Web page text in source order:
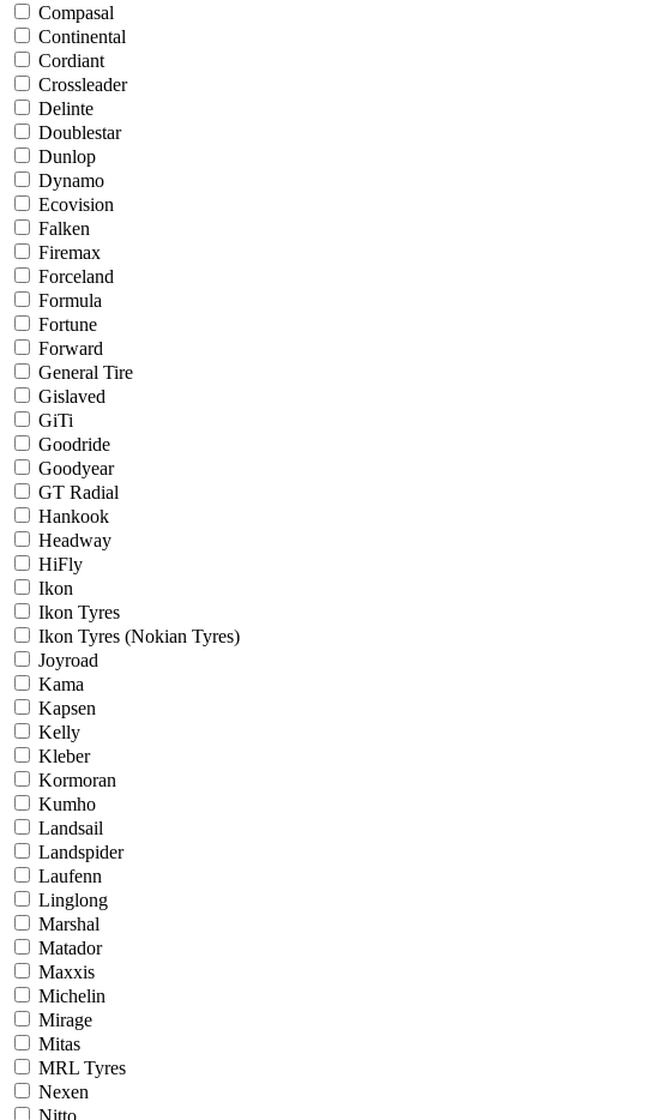
Compasal
Continental
Cordiant
Crossleader
Delinte
Doublestar
Dunlop
Dynamo
Ecovision
Falken
Firemax
Forceland
Formula
Fortune
Forward
General Tire
Gislaved
GiTi
Goodride
Goodyear
GT Radial
Hankook
Headway
HiFly
Ikon
Ikon Tyres
Ikon Tyres (Nokian Tyres)
Joyroad
Kama
Kapsen
Kelly
Kleber
Kormoran
Kumho
Landsail
Landspider
Laufenn
Linglong
Marshal
Matador
Maxxis
Michelin
Mirage
Mitas
MRL Tyres
Nexen
Nitto